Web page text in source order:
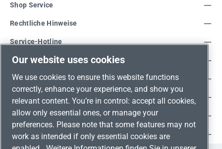
Service-Hotline
Shop Service
Rechtliche Hinweise
Unsere Vorteile
Versandarten
Zahlungsarten
Adresse
Umweltschutz & Partnerschaft
Our website uses cookies
We use cookies to ensure this website functions
correctly, enhance your experience, and show you
relevant content. You’re in control: accept all cookies,
allow only essential ones, or manage your
preferences. Please note that some features may not
work as intended if only essential cookies are